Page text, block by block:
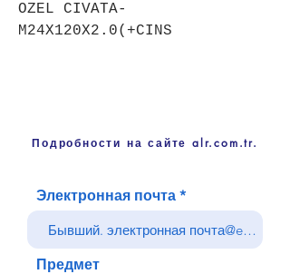
OZEL CIVATA-
M24X120X2.0(+CINS
Подробности на сайте alr.com.tr.
Электронная почта
Предмет